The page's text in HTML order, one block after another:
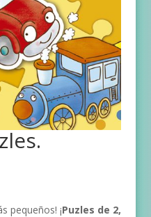
pequeños! ¡Puzles de 2,